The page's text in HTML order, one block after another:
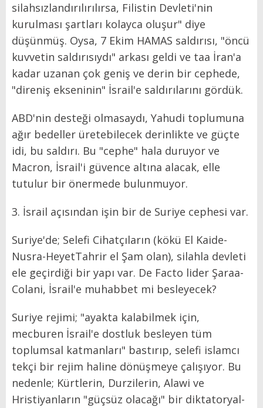
silahsızlandırılırılırsa, Filistin Devleti'nin
kurulması şartları kolayca oluşur" diye
düşünmüş. Oysa, 7 Ekim HAMAS saldırısı, "öncü
kuvvetin saldırısıydı" arkası geldi ve taa İran'a
kadar uzanan çok geniş ve derin bir cephede,
"direniş ekseninin" İsrail'e saldırılarını gördük.
ABD'nin desteği olmasaydı, Yahudi toplumuna
ağır bedeller üretebilecek derinlikte ve güçte
idi, bu saldırı. Bu "cephe" hala duruyor ve
Macron, İsrail'i güvence altına alacak, elle
tutulur bir önermede bulunmuyor.
3. İsrail açısından işin bir de Suriye cephesi var.
Suriye'de; Selefi Cihatçıların (kökü El Kaide-
Nusra-HeyetTahrir el Şam olan), silahla devleti
ele geçirdiği bir yapı var. De Facto lider Şaraa-
Colani, İsrail'e muhabbet mi besleyecek?
Suriye rejimi; "ayakta kalabilmek için,
mecburen İsrail'e dostluk besleyen tüm
toplumsal katmanları" bastırıp, selefi islamcı
tekçi bir rejim haline dönüşmeye çalışıyor. Bu
nedenle; Kürtlerin, Durzilerin, Alawi ve
Hristiyanların "güçsüz olacağı" bir diktatoryal-